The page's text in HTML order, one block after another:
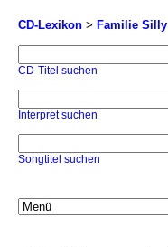
CD-Lexikon > Familie Silly
CD-Titel suchen
Interpret suchen
Songtitel suchen